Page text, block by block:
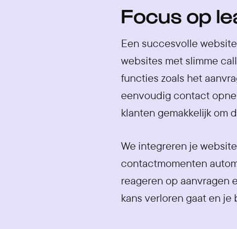
Focus op
Een succesvolle
websites met slimme
functies zoals het
eenvoudig contact
klanten gemakkelijk om
We integreren je
contactmomenten
reageren op aanvragen
kans verloren gaat en je